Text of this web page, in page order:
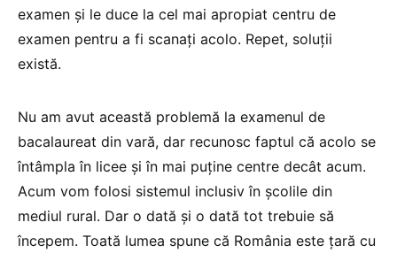
examen și le duce la cel mai apropiat centru de
examen pentru a fi scanați acolo. Repet, soluții
există.
Nu am avut această problemă la examenul de
bacalaureat din vară, dar recunosc faptul că acolo se
întâmpla în licee și în mai puține centre decât acum.
Acum vom folosi sistemul inclusiv în școlile din
mediul rural. Dar o dată și o dată tot trebuie să
începem. Toată lumea spune că România este țară cu